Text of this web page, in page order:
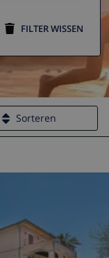
FILTER WISSEN
Sorteren